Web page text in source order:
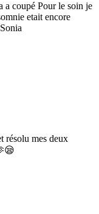
a coupé Pour le soin je
etait encore
résolu mes deux